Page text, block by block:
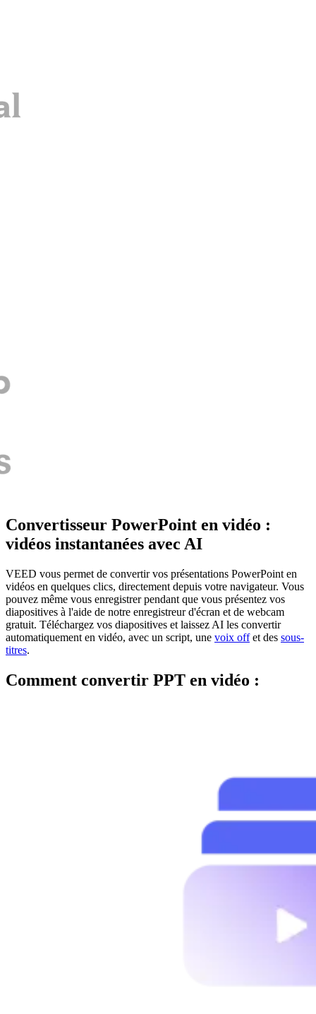
Convertisseur PowerPoint en vidéo :
vidéos instantanées avec AI
VEED vous permet de convertir vos présentations PowerPoint en
vidéos en quelques clics, directement depuis votre navigateur. Vous
pouvez même vous enregistrer pendant que vous présentez vos
diapositives à l'aide de notre enregistreur d'écran et de webcam
gratuit. Téléchargez vos diapositives et laissez AI les convertir
automatiquement en vidéo, avec un script, une voix offet des sous-
titres.
Comment convertir PPT en vidéo :